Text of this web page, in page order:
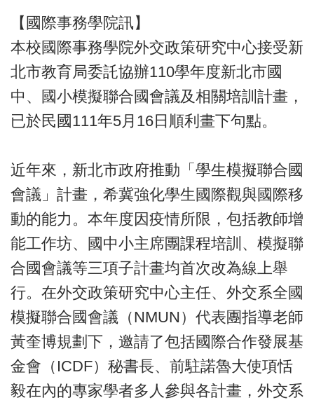
【國際事務學院訊】
本校國際事務學院外交政策研究中心接受新
北市教育局委託協辦110學年度新北市國
中、國小模擬聯合國會議及相關培訓計畫，
已於民國111年5月16日順利畫下句點。
近年來，新北市政府推動「學生模擬聯合國
會議」計畫，希冀強化學生國際觀與國際移
動的能力。本年度因疫情所限，包括教師增
能工作坊、國中小主席團課程培訓、模擬聯
合國會議等三項子計畫均首次改為線上舉
行。在外交政策研究中心主任、外交系全國
模擬聯合國會議（NMUN）代表團指導老師
黃奎博規劃下，邀請了包括國際合作發展基
金會（ICDF）秘書長、前駐諾魯大使項恬
毅在內的專家學者多人參與各計畫，外交系